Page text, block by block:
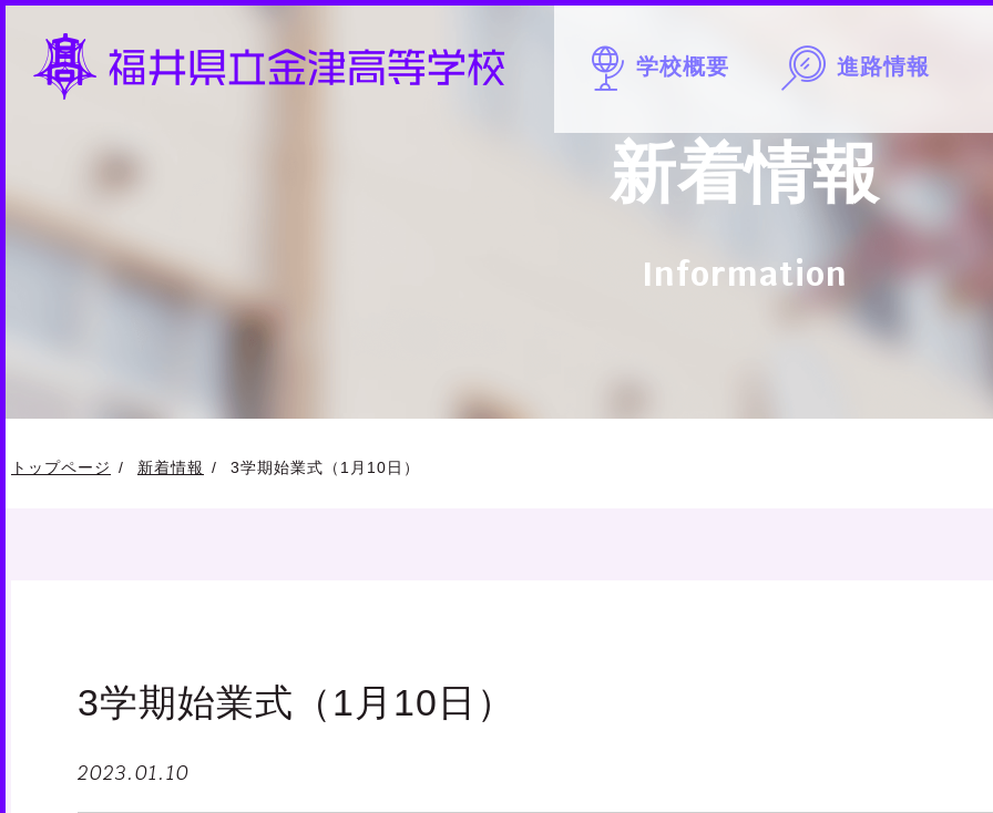
学校概要 進路情報
新着情報
Information
トップページ 新着情報 3学期始業式（1月10日）
3学期始業式（1月10日）
2023.01.10